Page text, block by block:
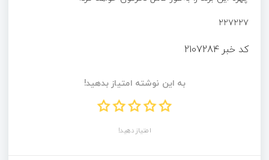
۲۲۷۲۲۷
کد خبر 2107284
به این نوشته امتیاز بدهید!
امتیاز دهید!